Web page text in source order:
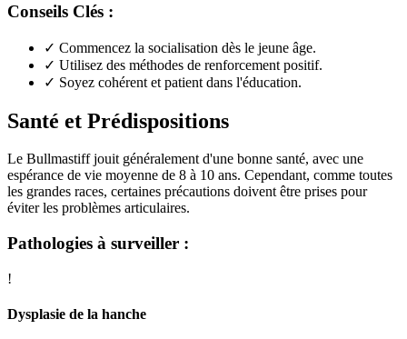
Conseils Clés :
✓ Commencez la socialisation dès le jeune âge.
✓ Utilisez des méthodes de renforcement positif.
✓ Soyez cohérent et patient dans l'éducation.
Santé et Prédispositions
Le Bullmastiff jouit généralement d'une bonne santé, avec une
espérance de vie moyenne de 8 à 10 ans. Cependant, comme toutes
les grandes races, certaines précautions doivent être prises pour
éviter les problèmes articulaires.
Pathologies à surveiller :
!
Dysplasie de la hanche